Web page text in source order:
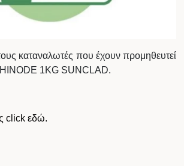
καταναλωτές που έχουν προμηθευτεί
1KG SUNCLAD.
click εδώ.